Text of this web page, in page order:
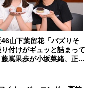
46山下葉留花「バズりそ
り付けがギュッと詰まって
藤嶌果歩が小坂菜緒、正...